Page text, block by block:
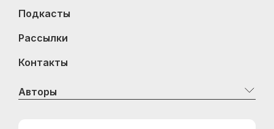
Подкасты
Рассылки
Контакты
Авторы